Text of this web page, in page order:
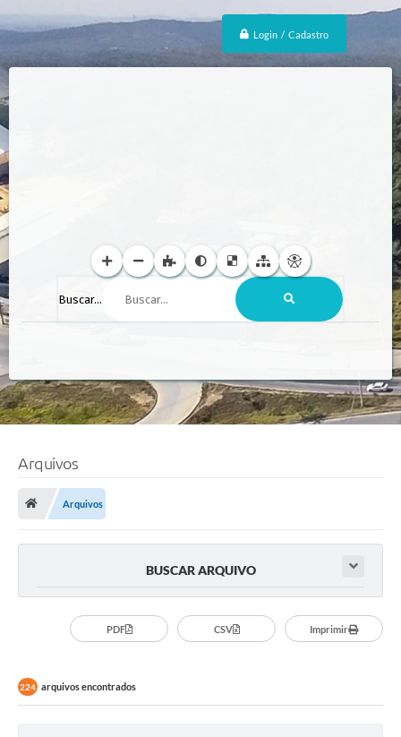
Login / Cadastro
Buscar...
Arquivos
Arquivos
BUSCAR ARQUIVO
PDF CSV Imprimir
224 arquivos encontrados